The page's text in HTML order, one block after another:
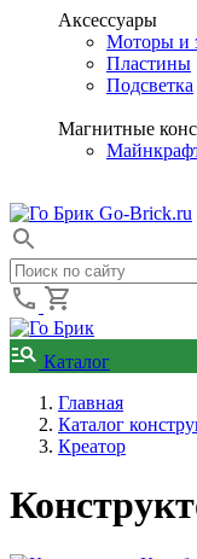
Аксессуары
Моторы и
Пластины
Подсветка
Магнитные
Go-Brick.ru
Каталог
Главная
Каталог
Креатор